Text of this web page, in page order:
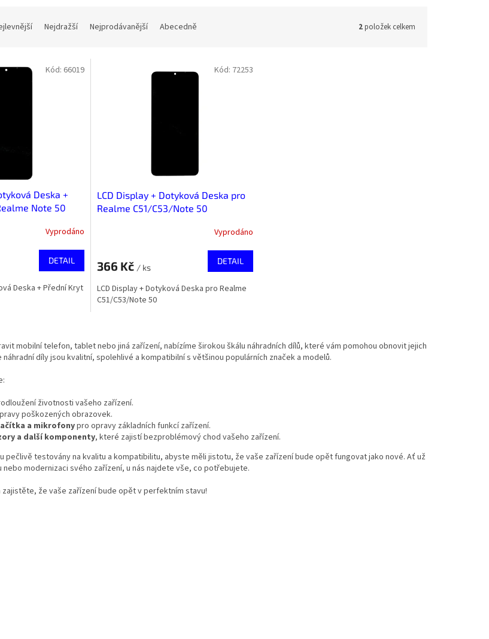
Nejdražší Nejprodávanější Abecedně 2položek celkem
Deska +
Note 50
Vyprodáno
DETAIL
Deska + Přední Kryt
Kód: 66019
LCD Display + Dotyková Deska pro
Realme C51/C53/Note 50
Vyprodáno
366 Kč / ks
DETAIL
LCD Display + Dotyková Deska pro Realme
C51/C53/Note 50
Kód: 72253
v
l
á
p
r
v
k
y
ý
mobilní telefon, tablet nebo jiná zařízení, nabízíme širokou škálu náhradních dílů, které vám pomohou obnovit jejich
náhradní díly jsou kvalitní, spolehlivé a kompatibilní s většinou populárních značek a modelů.
životnosti vašeho zařízení.
poškozených obrazovek.
a mikrofonypro opravy základních funkcí zařízení.
a další komponenty, které zajistí bezproblémový chod vašeho zařízení.
pečlivě testovány na kvalitu a kompatibilitu, abyste měli jistotu, že vaše zařízení bude opět fungovat jako nové. Ať už
modernizaci svého zařízení, u nás najdete vše, co potřebujete.
zajistěte, že vaše zařízení bude opět v perfektním stavu!